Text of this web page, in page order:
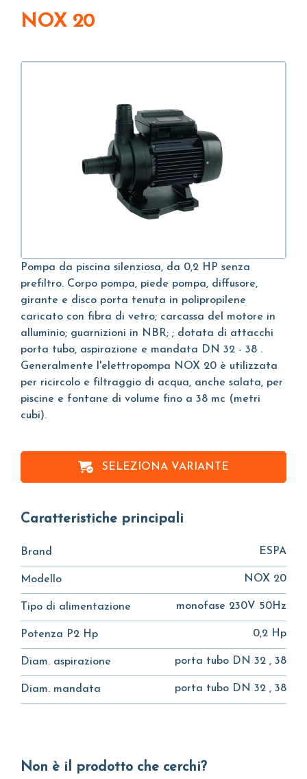
NOX 20
Pompa da piscina silenziosa, da 0,2 HP senza
prefiltro. Corpo pompa, piede pompa, diffusore,
girante e disco porta tenuta in polipropilene
caricato con fibra di vetro; carcassa del motore in
alluminio; guarnizioni in NBR; ; dotata di attacchi
porta tubo, aspirazione e mandata DN 32 - 38 .
Generalmente l'elettropompa NOX 20 è utilizzata
per ricircolo e filtraggio di acqua, anche salata, per
piscine e fontane di volume fino a 38 mc (metri
cubi).
SELEZIONA VARIANTE
Caratteristiche principali
Brand ESPA
Modello NOX 20
Tipo di alimentazione monofase 230V 50Hz
Potenza P2 Hp 0,2 Hp
Diam. aspirazione porta tubo DN 32 , 38
Diam. mandata porta tubo DN 32 , 38
Non è il prodotto che cerchi?